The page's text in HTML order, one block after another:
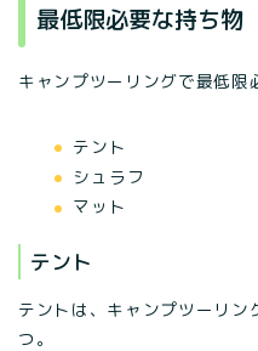
最低限必要な持ち物
キャンプツーリングで最低限
テント
シュラフ
マット
テント
テントは、キャンプツーリ
つ。